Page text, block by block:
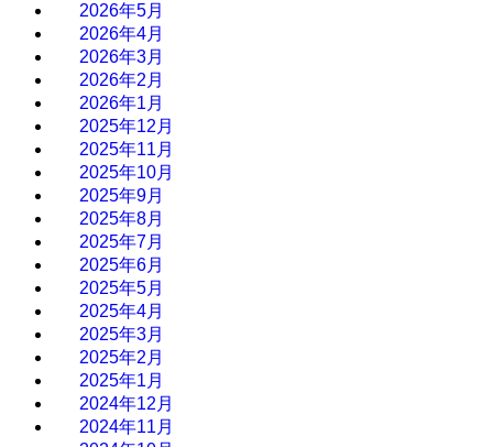
2026年5月
2026年4月
2026年3月
2026年2月
2026年1月
2025年12月
2025年11月
2025年10月
2025年9月
2025年8月
2025年7月
2025年6月
2025年5月
2025年4月
2025年3月
2025年2月
2025年1月
2024年12月
2024年11月